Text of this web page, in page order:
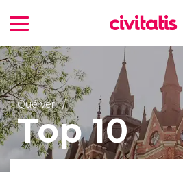
Qué ver
Top 10